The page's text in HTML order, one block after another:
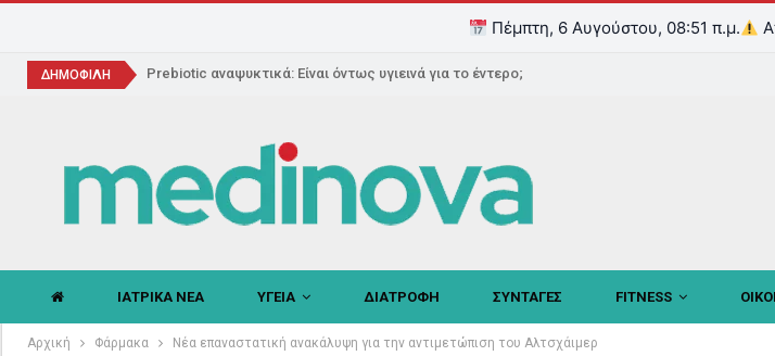
Πέμπτη, 6 Αυγούστου, 08:51 π.μ.
ΔΗΜΟΦΙΛΗ Prebiotic αναψυκτικά: Είναι όντως υγιεινά για το έντερο;
ΙΑΤΡΙΚΑ ΝΕΑ ΥΓΕΙΑ ΔΙΑΤΡΟΦΗ ΣΥΝΤΑΓΕΣ FITNESS
Αρχική Φάρμακα Νέα επαναστατική ανακάλυψη για την αντιμετώπιση του Αλτσχάιμερ